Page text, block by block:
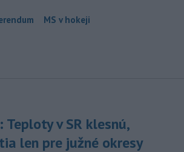
MS v hokeji
Teploty v SR klesnú,
len pre južné okresy